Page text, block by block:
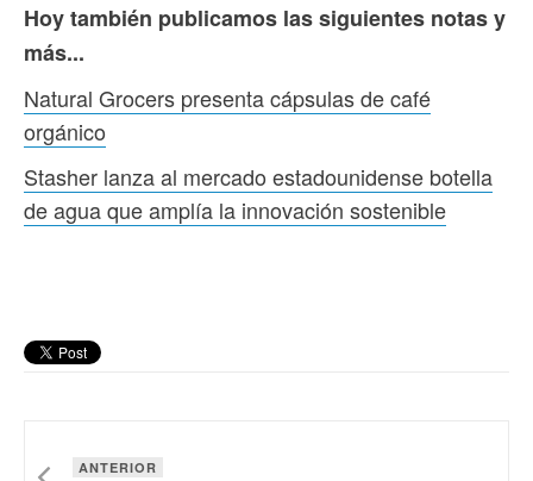
Hoy también publicamos las siguientes notas y
más...
Natural Grocers presenta cápsulas de café
orgánico
Stasher lanza al mercado estadounidense botella
de agua que amplía la innovación sostenible
ANTERIOR